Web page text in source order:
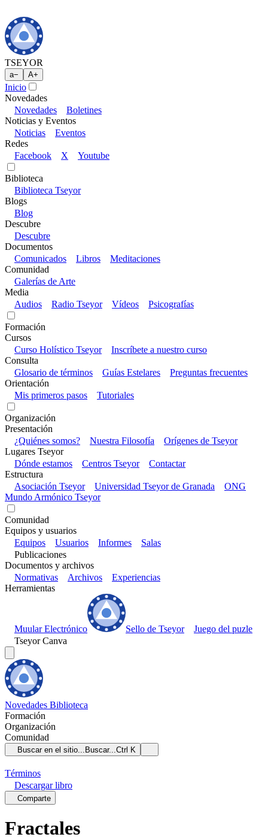
TSEYOR
a− A+
Inicio
Novedades
Novedades
Boletines
Noticias y Eventos
Noticias
Eventos
Redes
Facebook
X Youtube
Biblioteca
Biblioteca Tseyor
Blogs
Blog
Descubre
Descubre
Documentos
Comunicados
Libros
Meditaciones
Comunidad
Galerías de Arte
Media
Audios
Radio Tseyor Vídeos Psicografías
Formación
Cursos
Curso Holístico Tseyor
Inscríbete a nuestro curso
Consulta
Glosario de términos
Guías Estelares
Preguntas frecuentes
Orientación
Mis primeros pasos
Tutoriales
Organización
Presentación
¿Quiénes somos?
Nuestra Filosofía
Orígenes de Tseyor
Lugares Tseyor
Dónde estamos
Centros Tseyor
Contactar
Estructura
Asociación Tseyor
Universidad Tseyor de Granada
ONG
Mundo Armónico Tseyor
Comunidad
Equipos y usuarios
Equipos
Usuarios Informes
Salas
Publicaciones
Documentos y archivos
Normativas
Archivos
Experiencias
Herramientas
Muular Electrónico Sello de Tseyor
Juego del puzle
Tseyor Canva
Novedades Biblioteca
Formación
Organización
Comunidad
Buscar en el sitio... Buscar...Ctrl K
Términos
Descargarlibro
Comparte
Fractales